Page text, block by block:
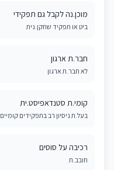
מוכן.נה לקבל גם תפקידי
ביט או תפקיד שחקן.נית
חבר.ת ארגון
לא חבר.ת ארגון
קומי.ת סטנדאפיסט.ית
בעל.ת ניסיון רב בתפקידים קומיים
רכיבה על סוסים
חובב.ת